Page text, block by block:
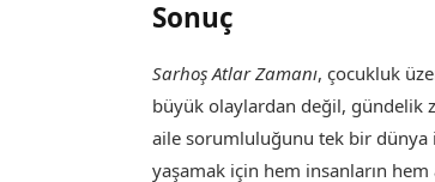
Sonuç
Sarhoş Atlar Zamanı, çocukluk
büyük olaylardan değil, gündelik
aile sorumluluğunu tek bir dünya
yaşamak için hem insanların